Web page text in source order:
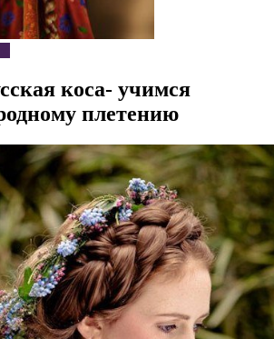
коса- учимся
плетению